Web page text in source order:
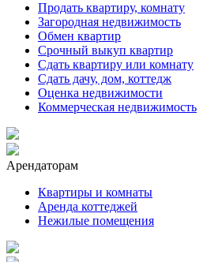
Продать квартиру, комнату
Загородная недвижимость
Обмен квартир
Срочный выкуп квартир
Сдать квартиру или комнату
Сдать дачу, дом, коттедж
Оценка недвижимости
Коммерческая недвижимость
Арендаторам
Квартиры и комнаты
Аренда коттеджей
Нежилые помещения